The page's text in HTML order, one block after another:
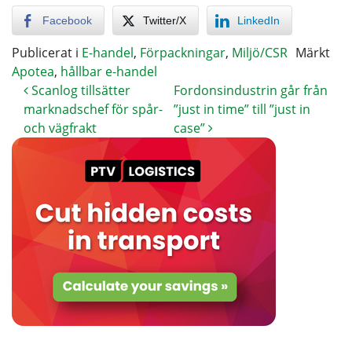
Facebook Twitter/X LinkedIn
Publicerat i E-handel, Förpackningar, Miljö/CSR Märkt
Apotea, hållbar e-handel
Scanlog tillsätter
marknadschef för spår-
och vägfrakt
Fordonsindustrin går från
”just in time” till ”just in
case”